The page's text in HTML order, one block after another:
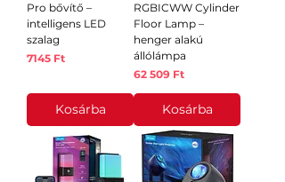
Pro bővítő –
intelligens LED
szalag
Ár
7145 Ft
Kosárba
RGBICWW Cylinder
Floor Lamp –
henger alakú
állólámpa
Ár
62 509 Ft
Kosárba